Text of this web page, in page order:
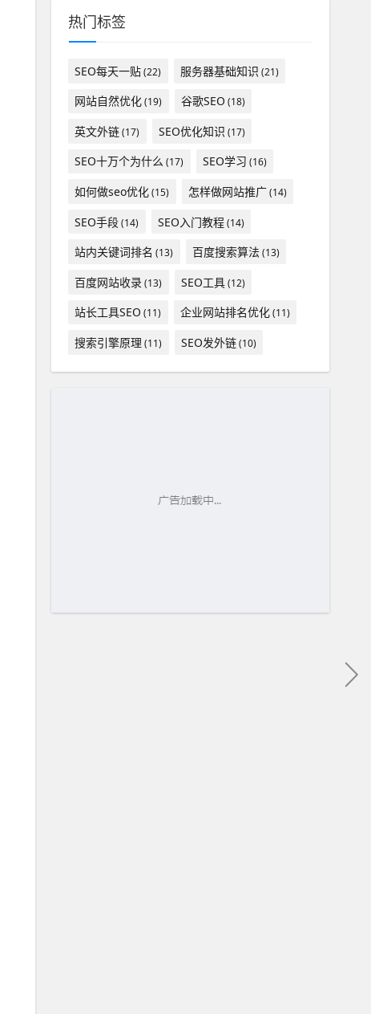
热门标签
SEO每天一贴(22) 服务器基础知识 (21)
网站自然优化(19) 谷歌SEO (18)
英文外链(17) SEO优化知识 (17)
SEO十万个为什么 (17) SEO学习 (16)
如何做seo优化(15) 怎样做网站推广(14)
SEO手段(14) SEO入门教程(14)
站内关键词排名 (13) 百度搜索算法(13)
百度网站收录(13) SEO工具(12)
站长工具SEO (11) 企业网站排名优化(11)
搜索引擎原理 (11) SEO发外链(10)